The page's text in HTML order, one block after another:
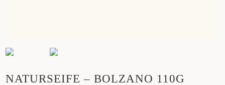
NATURSEIFE – BOLZANO 110G